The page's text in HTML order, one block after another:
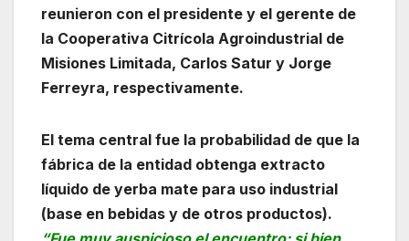
reunieron con el presidente y el gerente de
la Cooperativa Citrícola Agroindustrial de
Misiones Limitada, Carlos Satur y Jorge
Ferreyra, respectivamente.
El tema central fue la probabilidad de que la
fábrica de la entidad obtenga extracto
líquido de yerba mate para uso industrial
(base en bebidas y de otros productos).